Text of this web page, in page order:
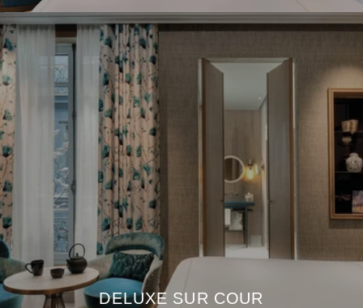
DELUXE SUR COUR
NOTRE DEMEURE
CHAMBRES & SUITES
RESTAURANT & BAR
PISCINE & SPA
OFFRES
GALERIE